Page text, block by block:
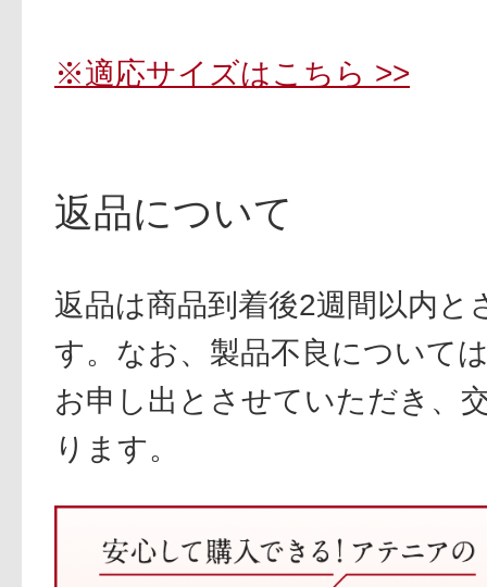
※適応サイズはこちら >>
返品について
返品は商品到着後2週間以内と
す。なお、製品不良について
お申し出とさせていただき、
ります。